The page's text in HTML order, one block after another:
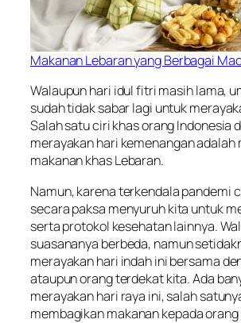
Makanan Lebaran yang Berbagai
Walaupun hari idul fitri masih lama,
sudah tidak sabar lagi untuk
Salah satu ciri khas orang Indonesia
merayakan hari kemenangan adalah
makanan khas Lebaran.
Namun, karena terkendala pandemi
secara paksa menyuruh kita untuk
serta protokol kesehatan lainnya.
suasananya berbeda, namun
merayakan hari indah ini bersama
ataupun orang terdekat kita. Ada
merayakan hari raya ini, salah
membagikan makanan kepada